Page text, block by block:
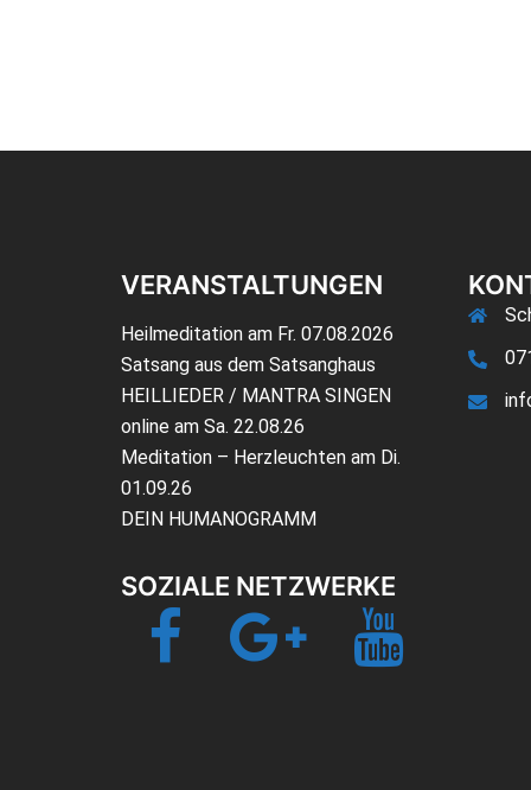
VERANSTALTUNGEN
Heilmeditation am Fr. 07.08.2026
Satsang aus dem Satsanghaus
HEILLIEDER / MANTRA SINGEN
online am Sa. 22.08.26
Meditation – Herzleuchten am Di.
01.09.26
DEIN HUMANOGRAMM
SOZIALE NETZWERKE
Facebook Google+